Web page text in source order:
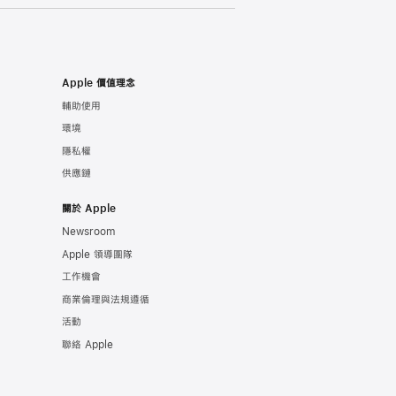
Apple 價值理念
輔助使用
環境
隱私權
供應鏈
關於 Apple
Newsroom
Apple 領導團隊
工作機會
商業倫理與法規遵循
活動
聯絡 Apple